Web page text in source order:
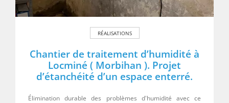
RÉALISATIONS
Chantier de traitement d’humidité à
Locminé ( Morbihan ). Projet
d’étanchéité d’un espace enterré.
Élimination durable des problèmes d'humidité avec ce